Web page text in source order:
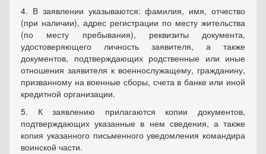
4. В заявлении указываются: фамилия, имя, отчество
(при наличии), адрес регистрации по месту жительства
(по месту пребывания), реквизиты документа,
удостоверяющего личность заявителя, а также
документов, подтверждающих родственные или иные
отношения заявителя к военнослужащему, гражданину,
призванному на военные сборы, счета в банке или иной
кредитной организации.
5. К заявлению прилагаются копии документов,
подтверждающих указанные в нем сведения, а также
копия указанного письменного уведомления командира
воинской части.